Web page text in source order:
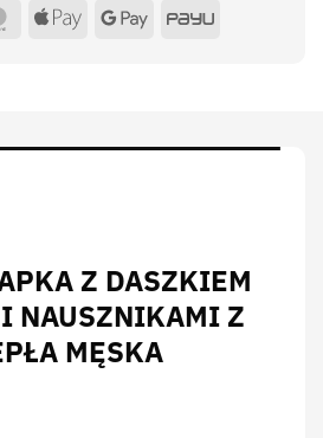
MasterCard
Apple
Google PayU
Z DASZKIEM
NAUSZNIKAMI Z
MĘSKA